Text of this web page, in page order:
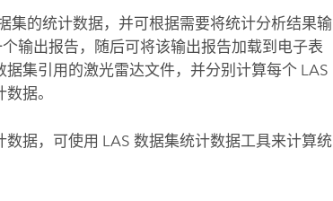
集的统计数据，并可根据需要将统计分析结果输
输出报告，随后可将该输出报告加载到电子表
集引用的激光雷达文件，并分别计算每个 LAS
据。
数据，可使用 LAS 数据集统计数据工具来计算统